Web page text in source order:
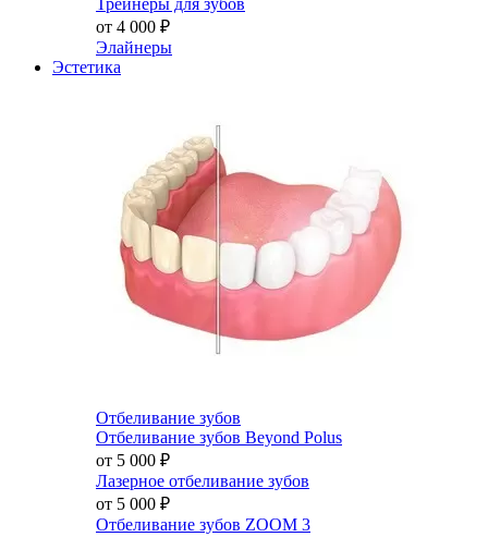
Трейнеры для зубов
от 4 000 ₽
Элайнеры
Эстетика
Отбеливание зубов
Отбеливание зубов Beyond Polus
от 5 000 ₽
Лазерное отбеливание зубов
от 5 000 ₽
Отбеливание зубов ZOOM 3